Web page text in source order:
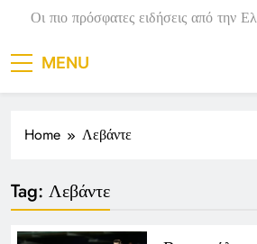
Πριγκιπάτο Στάδιο
Κοινωνικός Τουρισμός: Ο ΟΠΕΚΑ ξεκινά
τις αιτήσεις
Μπέσσυ αργυράκη
Νέα Κρήτη: Σαρακήνικο και η φράση
Οι πιο πρόσφατες ειδήσεις από την
MENU
Home Λεβάντε
Tag: Λεβάντε